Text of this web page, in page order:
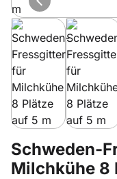
Zur Kaufbox
Schweden-
Milchkühe 8